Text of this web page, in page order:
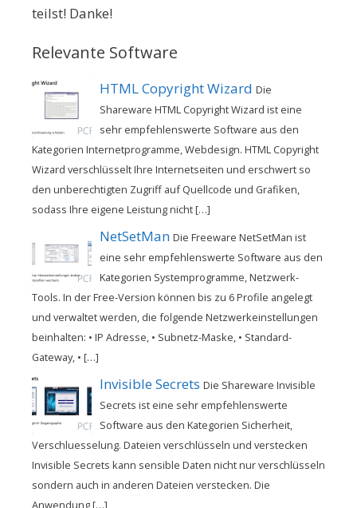
teilst! Danke!
Relevante Software
HTML Copyright Wizard Die
Shareware HTML Copyright Wizard ist eine
sehr empfehlenswerte Software aus den
Kategorien Internetprogramme, Webdesign. HTML Copyright
Wizard verschlüsselt Ihre Internetseiten und erschwert so
den unberechtigten Zugriff auf Quellcode und Grafiken,
sodass Ihre eigene Leistung nicht […]
NetSetMan Die Freeware NetSetMan ist
eine sehr empfehlenswerte Software aus den
Kategorien Systemprogramme, Netzwerk-
Tools. In der Free-Version können bis zu 6 Profile angelegt
und verwaltet werden, die folgende Netzwerkeinstellungen
beinhalten: • IP Adresse, • Subnetz-Maske, • Standard-
Gateway, • […]
Invisible Secrets Die Shareware Invisible
Secrets ist eine sehr empfehlenswerte
Software aus den Kategorien Sicherheit,
Verschluesselung. Dateien verschlüsseln und verstecken
Invisible Secrets kann sensible Daten nicht nur verschlüsseln
sondern auch in anderen Dateien verstecken. Die
Anwendung […]